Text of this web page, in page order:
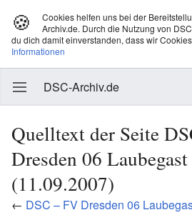
🍪
Cookies helfen uns bei der
Archiv.de. Durch die Nutzung von
du dich damit einverstanden, dass wir
Informationen
DSC-Archiv.de
Quelltext der Seite
Dresden 06
(11.09.2007)
← DSC – FV Dresden 06